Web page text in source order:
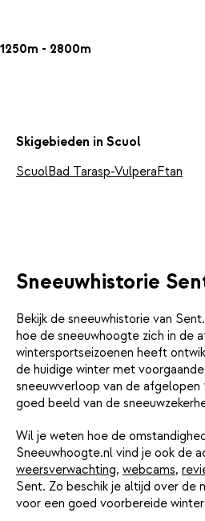
1250m - 2800m
Skigebieden in Scuol
ScuolBad Tarasp-VulperaFtan
Sneeuwhistorie
Bekijk de sneeuwhistorie van
hoe de sneeuwhoogte zich in de
wintersportseizoenen heeft
de huidige winter met
sneeuwverloop van de afgelopen
goed beeld van de
Wil je weten hoe de
Sneeuwhoogte.nl vind je ook de
weersverwachting, webcams,
Sent. Zo beschik je altijd over de
voor een goed voorbereide